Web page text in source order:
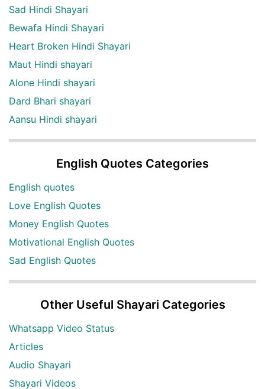
Sad Hindi Shayari
Bewafa Hindi Shayari
Heart Broken Hindi Shayari
Maut Hindi shayari
Alone Hindi shayari
Dard Bhari shayari
Aansu Hindi shayari
English Quotes Categories
English quotes
Love English Quotes
Money English Quotes
Motivational English Quotes
Sad English Quotes
Other Useful Shayari Categories
Whatsapp Video Status
Articles
Audio Shayari
Shayari Videos